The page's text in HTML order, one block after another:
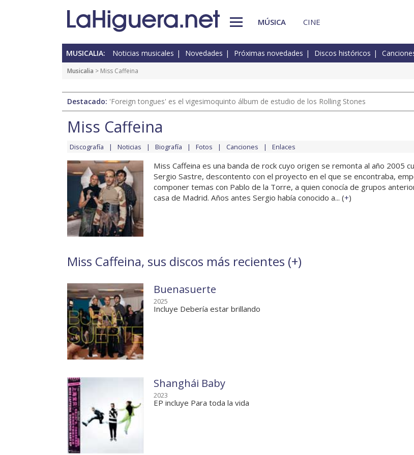
MÚSICA CINE
MUSICALIA: Noticias musicales Novedades Próximas novedades Discos históricos
Musicalia > Miss Caffeina
Destacado: 'Foreign tongues' es el vigesimoquinto álbum de estudio de los Rolling Stones
Miss Caffeina
Discografía Noticias Biografía Fotos Canciones Enlaces
Miss Caffeina es una banda de rock cuyo origen se remonta al año 2005
Sergio Sastre, descontento con el proyecto en el que se encontraba,
componer temas con Pablo de la Torre, a quien conocía de grupos
casa de Madrid. Años antes Sergio había conocido a... (+)
Miss Caffeina, sus discos más recientes (+)
Buenasuerte
2025
Incluye Debería estar brillando
Shanghái Baby
2023
EP incluye Para toda la vida